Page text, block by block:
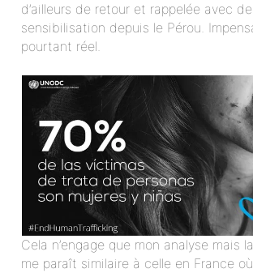
d’ailleurs de retour et rappelée avec
sensibilisation depuis le Pérou.
pourtant réel.
Cela n’engage que mon analyse mais
me paraît similaire à celle en France